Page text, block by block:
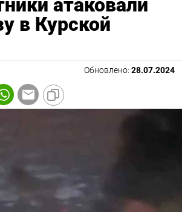
атаковали
в Курской
Обновлено: 28.07.2024